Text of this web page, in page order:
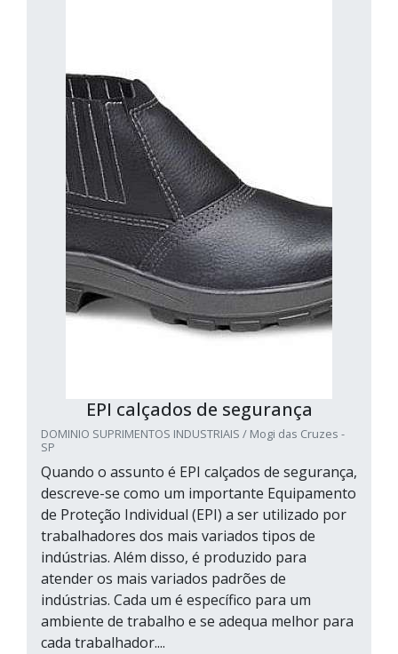
EPI calçados de segurança
DOMINIO SUPRIMENTOS INDUSTRIAIS / Mogi das Cruzes -
SP
Quando o assunto é EPI calçados de segurança,
descreve-se como um importante Equipamento
de Proteção Individual (EPI) a ser utilizado por
trabalhadores dos mais variados tipos de
indústrias. Além disso, é produzido para
atender os mais variados padrões de
indústrias. Cada um é específico para um
ambiente de trabalho e se adequa melhor para
cada trabalhador....